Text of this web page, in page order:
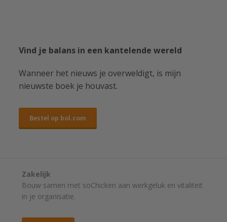
Vind je balans in een kantelende wereld
Wanneer het nieuws je overweldigt, is mijn
nieuwste boek je houvast.
Bestel op bol.com
Zakelijk
Bouw samen met soChicken aan werkgeluk en vitaliteit
in je organisatie.